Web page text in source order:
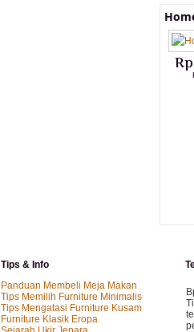
Tips & Info
Panduan Membeli Meja Makan
Tips Memilih Furniture Minimalis
Tips Mengatasi Furniture Kusam
Furniture Klasik Eropa